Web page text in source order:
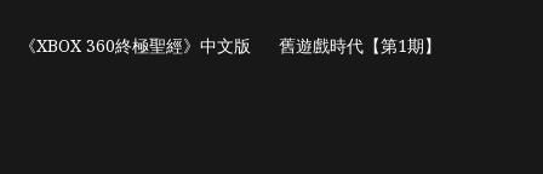
《XBOX 360終極聖經》中文版 舊遊戲時代【第1期】